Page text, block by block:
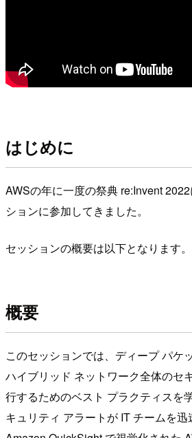
はじめに
AWSの年に一度の祭典 re:Invent
ションに参加してきました。
セッションの概要は以下となります。
概要
このセッションでは、ディープ パケ
ハイブリッド ネットワーク全体のセ
行するためのベスト プラクティスを
キュリティ アラートが IT チームを